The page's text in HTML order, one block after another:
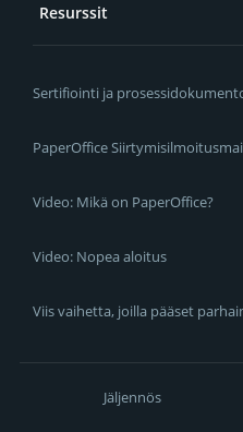
Resurssit
Sertifiointi ja
PaperOffice
Video: Mikä on PaperOffice?
Video: Nopea aloitus
Viis vaihetta, joilla pääset
Jäljennös